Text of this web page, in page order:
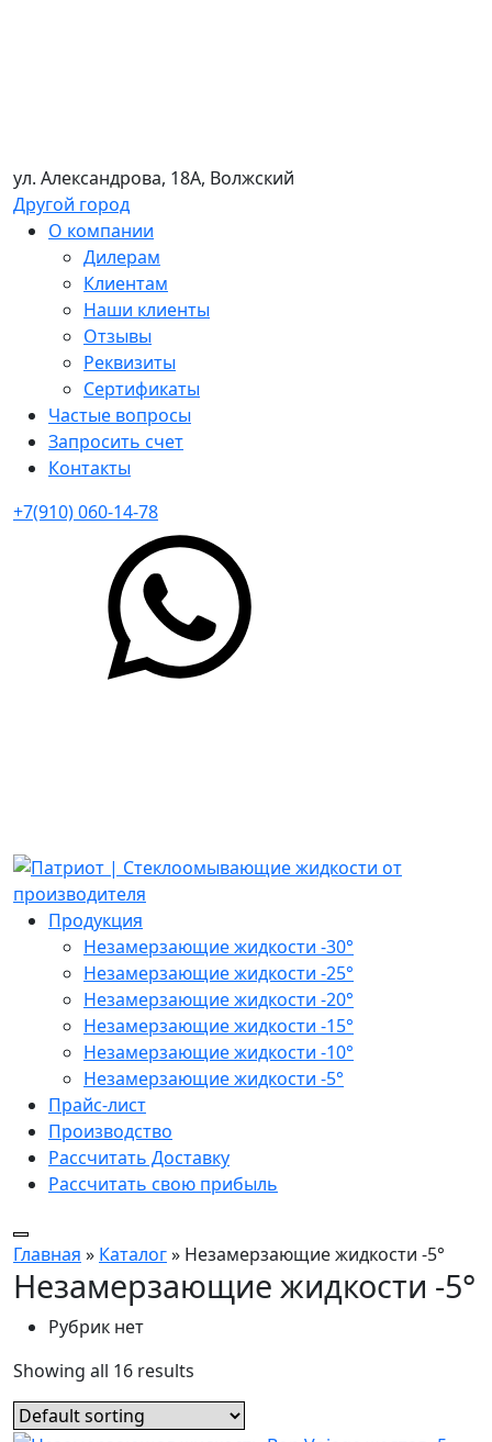
ул. Александрова, 18А, Волжский
Другой город
О компании
Дилерам
Клиентам
Наши клиенты
Отзывы
Реквизиты
Сертификаты
Частые вопросы
Запросить счет
Контакты
+7(910) 060-14-78
Продукция
Незамерзающие жидкости -30°
Незамерзающие жидкости -25°
Незамерзающие жидкости -20°
Незамерзающие жидкости -15°
Незамерзающие жидкости -10°
Незамерзающие жидкости -5°
Прайс-лист
Производство
Рассчитать Доставку
Рассчитать свою прибыль
Главная » Каталог» Незамерзающие жидкости -5°
Незамерзающие жидкости -5°
Рубрик нет
Showing all 16 results